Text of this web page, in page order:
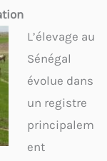
L’élevage au
Sénégal
évolue dans
un registre
principalem
ent